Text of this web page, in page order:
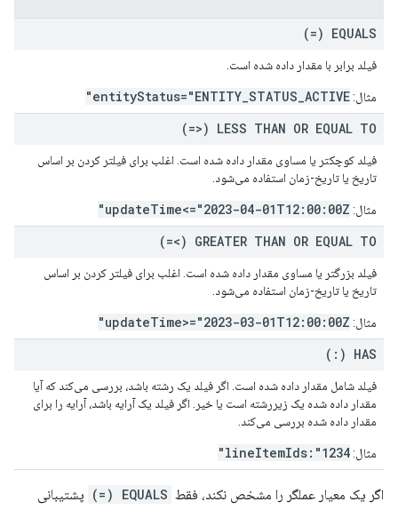
EQUALS (=)
فیلد برابر با مقدار داده شده است.
مثال:entityStatus="ENTITY_STATUS_ACTIVE"
LESS THAN OR EQUAL TO (<=)
فیلد کوچکتر یا مساوی مقدار داده شده است. اغلب برای فیلتر کردن بر اساس
تاریخ یا تاریخ-زمان استفاده می‌شود.
مثال: updateTime<="2023-04-01T12:00:00Z"
GREATER THAN OR EQUAL TO (>=)
فیلد بزرگتر یا مساوی مقدار داده شده است. اغلب برای فیلتر کردن بر اساس
تاریخ یا تاریخ-زمان استفاده می‌شود.
مثال: updateTime>="2023-03-01T12:00:00Z"
HAS (:)
فیلد شامل مقدار داده شده است. اگر فیلد یک رشته باشد، بررسی می‌کند که آیا
مقدار داده شده یک زیررشته است یا خیر. اگر فیلد یک آرایه باشد، آرایه را برای
مقدار داده شده بررسی می‌کند.
مثال:lineItemIds:"1234"
اگر یک معیار عملگر را مشخص نکند، فقط EQUALS (=)
پشتیبانی